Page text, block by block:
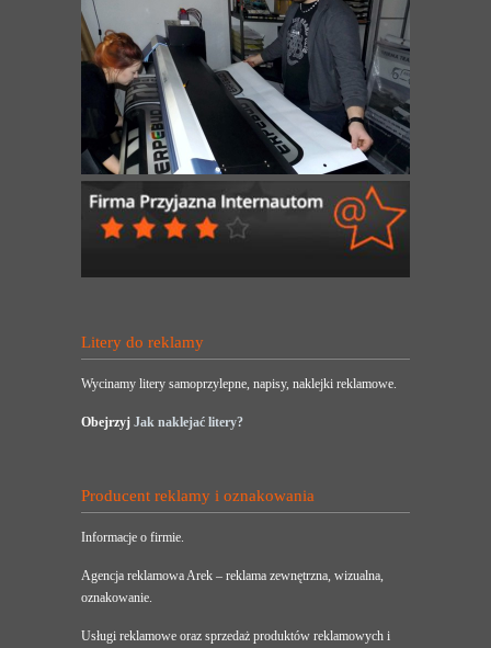
Litery do reklamy
Wycinamy litery samoprzylepne, napisy, naklejki reklamowe.
Obejrzyj Jak naklejać litery?
Producent reklamy i oznakowania
Informacje o firmie.
Agencja reklamowa Arek – reklama zewnętrzna, wizualna,
oznakowanie.
Usługi reklamowe oraz sprzedaż produktów reklamowych i